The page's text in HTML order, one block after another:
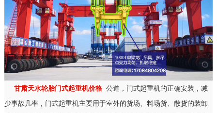
甘肃天水轮胎门式起重机价格 公道，门式起重机的正确安装，减
少事故几率，门式起重机主要用于室外的货场、料场货、散货的装卸